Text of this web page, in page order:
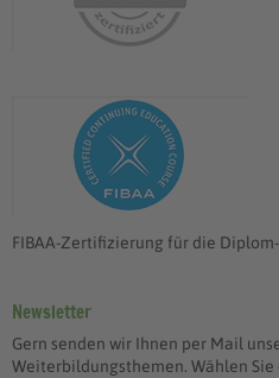
FIBAA-Zertifizierung für die
Newsletter
Gern senden wir Ihnen per Mail
Weiterbildungsthemen. Wählen